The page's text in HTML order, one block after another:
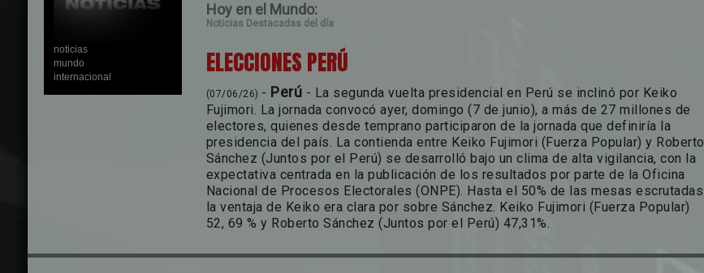
noticias
mundo
internacional
Hoy en el Mundo:
Noticias Destacadas del día
ELECCIONES PERÚ
(07/06/26) - Perú - La segunda vuelta presidencial en Perú se inclinó por Keiko
Fujimori. La jornada convocó ayer, domingo (7 de junio), a más de 27 millones de
electores, quienes desde temprano participaron de la jornada que definiría la
presidencia del país. La contienda entre Keiko Fujimori (Fuerza Popular) y Roberto
Sánchez (Juntos por el Perú) se desarrolló bajo un clima de alta vigilancia, con la
expectativa centrada en la publicación de los resultados por parte de la Oficina
Nacional de Procesos Electorales (ONPE). Hasta el 50% de las mesas escrutadas
la ventaja de Keiko era clara por sobre Sánchez. Keiko Fujimori (Fuerza Popular)
52, 69 % y Roberto Sánchez (Juntos por el Perú) 47,31%.